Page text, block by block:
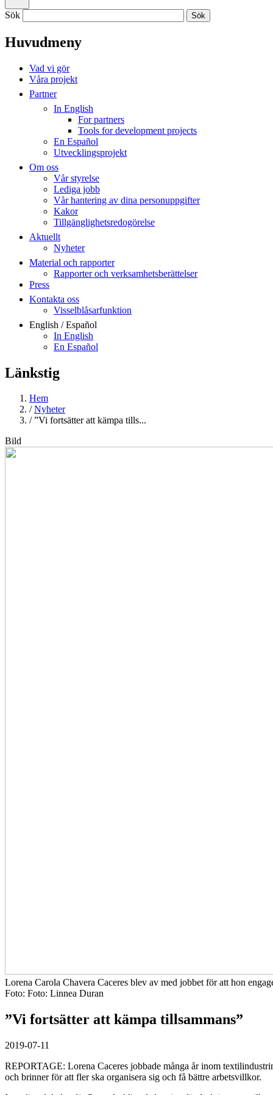
Sök
Huvudmeny
Vad vi gör
Våra projekt
Partner
In English
For partners
Tools for development projects
En Español
Utvecklingsprojekt
Om oss
Vår styrelse
Lediga jobb
Vår hantering av dina personuppgifter
Kakor
Tillgänglighetsredogörelse
Aktuellt
Nyheter
Material och rapporter
Rapporter och verksamhetsberättelser
Press
Kontakta oss
Visselblåsarfunktion
English / Español
In English
En Español
Länkstig
Hem
/ Nyheter
/ ”Vi fortsätter att kämpa tills...
Bild
Lorena Carola Chavera Caceres blev av med jobbet för att hon
Foto: Foto: Linnea Duran
”Vi fortsätter att kämpa tillsammans”
2019-07-11
REPORTAGE: Lorena Caceres jobbade många år inom
och brinner för att fler ska organisera sig och få bättre arbetsvillkor.